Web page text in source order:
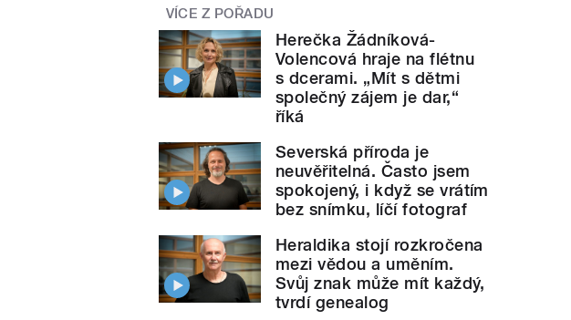
VÍCE Z POŘADU
Herečka Žádníková-
Volencová hraje na flétnu
s dcerami. „Mít s dětmi
společný zájem je dar,“
říká
Severská příroda je
neuvěřitelná. Často jsem
spokojený, i když se vrátím
bez snímku, líčí fotograf
Heraldika stojí rozkročena
mezi vědou a uměním.
Svůj znak může mít každý,
tvrdí genealog